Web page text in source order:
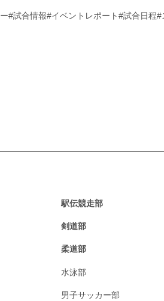
#試合情報#イベントレポート#試合日程#
駅伝競走部
剣道部
柔道部
水泳部
男子サッカー部